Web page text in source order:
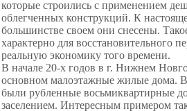
которые строились с применением
облегченных конструкций. К
большинстве своем они снесены.
характерно для восстановительного
реальную экономику того времени.
В начале 20-х годов в г. Нижнем
основном малоэтажные жилые дома.
были рубленные восьмиквартирные
заселением. Интересным примером